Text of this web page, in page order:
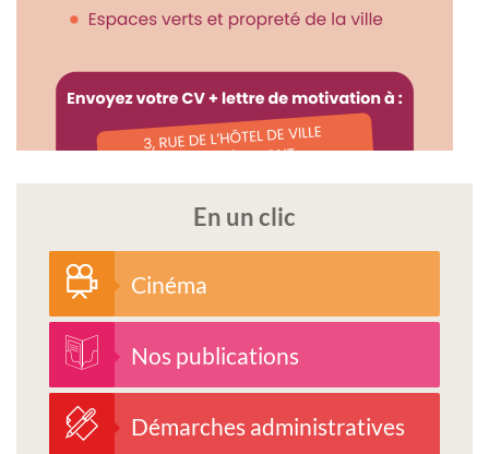
En un clic
Cinéma
Nos publications
Démarches administratives